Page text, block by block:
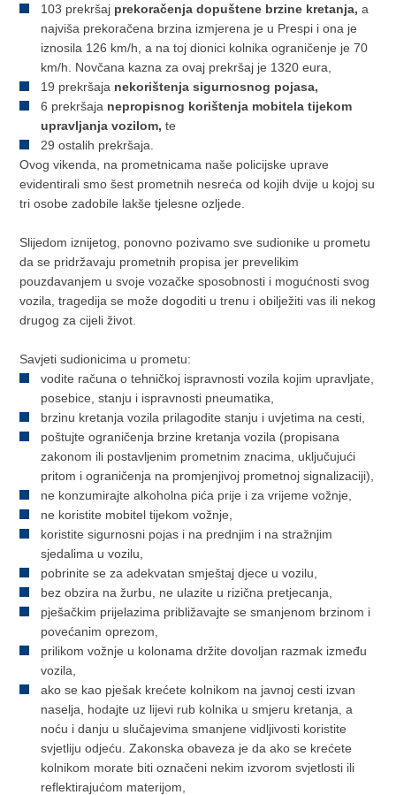
103 prekršaj prekoračenja dopuštene brzine kretanja,a
najviša prekoračena brzina izmjerena je u Prespi i ona je
iznosila 126 km/h, a na toj dionici kolnika ograničenje je 70
km/h. Novčana kazna za ovaj prekršaj je 1320 eura,
19 prekršaja nekorištenja sigurnosnog pojasa,
6 prekršaja nepropisnog korištenja mobitela tijekom
upravljanja vozilom,te
29 ostalih prekršaja.
Ovog vikenda, na prometnicama naše policijske uprave
evidentirali smo šest prometnih nesreća od kojih dvije u kojoj su
tri osobe zadobile lakše tjelesne ozljede.
Slijedom iznijetog, ponovno pozivamo sve sudionike u prometu
da se pridržavaju prometnih propisa jer prevelikim
pouzdavanjem u svoje vozačke sposobnosti i mogućnosti svog
vozila, tragedija se može dogoditi u trenu i obilježiti vas ili nekog
drugog za cijeli život.
Savjeti sudionicima u prometu:
vodite računa o tehničkoj ispravnosti vozila kojim upravljate,
posebice, stanju i ispravnosti pneumatika,
brzinu kretanja vozila prilagodite stanju i uvjetima na cesti,
poštujte ograničenja brzine kretanja vozila (propisana
zakonom ili postavljenim prometnim znacima, uključujući
pritom i ograničenja na promjenjivoj prometnoj signalizaciji),
ne konzumirajte alkoholna pića prije i za vrijeme vožnje,
ne koristite mobitel tijekom vožnje,
koristite sigurnosni pojas i na prednjim i na stražnjim
sjedalima u vozilu,
pobrinite se za adekvatan smještaj djece u vozilu,
bez obzira na žurbu, ne ulazite u rizična pretjecanja,
pješačkim prijelazima približavajte se smanjenom brzinom i
povećanim oprezom,
prilikom vožnje u kolonama držite dovoljan razmak između
vozila,
ako se kao pješak krećete kolnikom na javnoj cesti izvan
naselja, hodajte uz lijevi rub kolnika u smjeru kretanja, a
noću i danju u slučajevima smanjene vidljivosti koristite
svjetliju odjeću. Zakonska obaveza je da ako se krećete
kolnikom morate biti označeni nekim izvorom svjetlosti ili
reflektirajućom materijom,